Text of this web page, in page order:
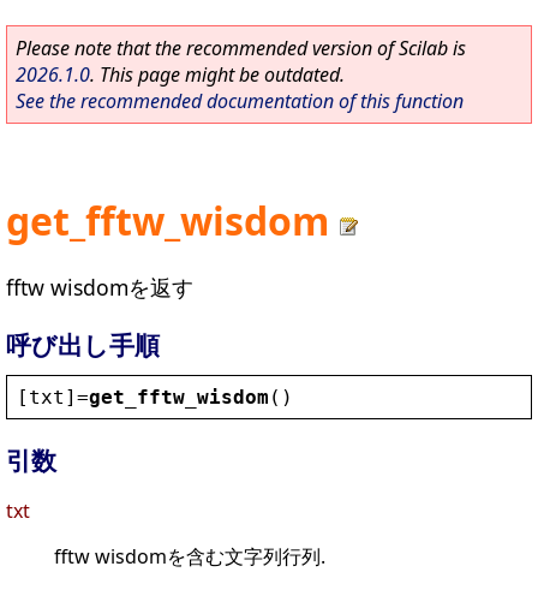
Please note that the recommended version of Scilab is
2026.1.0. This page might be outdated.
See the recommended documentation of this function
get_fftw_wisdom
fftw wisdomを返す
呼び出し手順
[ txt ]=get_fftw_wisdom ()
引数
txt
fftw wisdomを含む文字列行列.